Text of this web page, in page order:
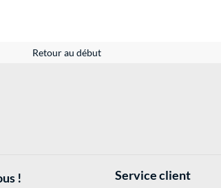
Retour au début
! Service client